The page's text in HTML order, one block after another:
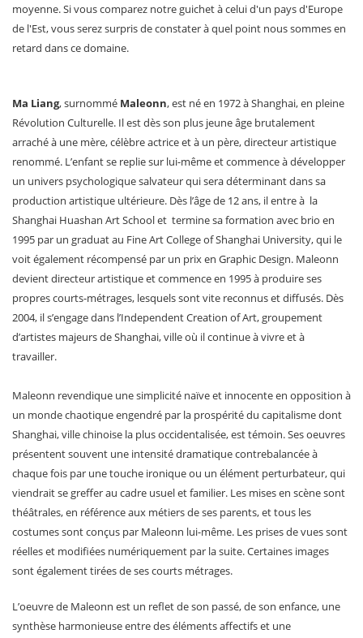
moyenne. Si vous comparez notre guichet à celui d'un pays d'Europe
de l'Est, vous serez surpris de constater à quel point nous sommes en
retard dans ce domaine.
Ma Liang, surnommé Maleonn, est né en 1972 à Shanghai, en pleine
Révolution Culturelle. Il est dès son plus jeune âge brutalement
arraché à une mère, célèbre actrice et à un père, directeur artistique
renommé. L’enfant se replie sur lui-même et commence à développer
un univers psychologique salvateur qui sera déterminant dans sa
production artistique ultérieure. Dès l’âge de 12 ans, il entre à la
Shanghai Huashan Art School et termine sa formation avec brio en
1995 par un graduat au Fine Art College of Shanghai University, qui le
voit également récompensé par un prix en Graphic Design. Maleonn
devient directeur artistique et commence en 1995 à produire ses
propres courts-métrages, lesquels sont vite reconnus et diffusés. Dès
2004, il s’engage dans l’Independent Creation of Art, groupement
d’artistes majeurs de Shanghai, ville où il continue à vivre et à
travailler.
Maleonn revendique une simplicité naïve et innocente en opposition à
un monde chaotique engendré par la prospérité du capitalisme dont
Shanghai, ville chinoise la plus occidentalisée, est témoin. Ses oeuvres
présentent souvent une intensité dramatique contrebalancée à
chaque fois par une touche ironique ou un élément perturbateur, qui
viendrait se greffer au cadre usuel et familier. Les mises en scène sont
théâtrales, en référence aux métiers de ses parents, et tous les
costumes sont conçus par Maleonn lui-même. Les prises de vues sont
réelles et modifiées numériquement par la suite. Certaines images
sont également tirées de ses courts métrages.
L’oeuvre de Maleonn est un reflet de son passé, de son enfance, une
synthèse harmonieuse entre des éléments affectifs et une